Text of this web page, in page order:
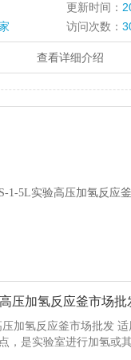
适用于各种物料在不同
更新时间：
访问次数：
查看详细介绍
压加氢反应釜市场批
加氢反应釜市场批发
，是实验室进行加氢或